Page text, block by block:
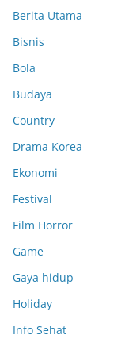
Berita Utama
Bisnis
Bola
Budaya
Country
Drama Korea
Ekonomi
Festival
Film Horror
Game
Gaya hidup
Holiday
Info Sehat